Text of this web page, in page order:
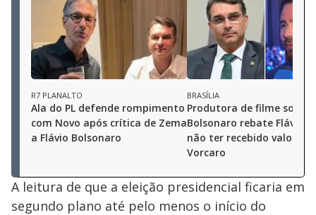
R7 PLANALTO
Ala do PL defende rompimento
com Novo após crítica de Zema
a Flávio Bolsonaro
BRASÍLIA
Produtora de filme sobre
Bolsonaro rebate Flávio e
não ter recebido valores
Vorcaro
A leitura de que a eleição presidencial ficaria em
segundo plano até pelo menos o início do